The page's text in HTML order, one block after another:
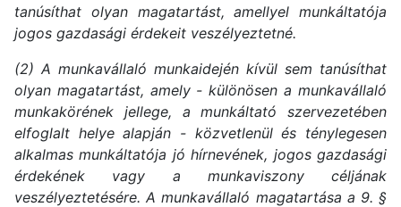
tanúsíthat olyan magatartást, amellyel munkáltatója
jogos gazdasági érdekeit veszélyeztetné.
(2) A munkavállaló munkaidején kívül sem tanúsíthat
olyan magatartást, amely - különösen a munkavállaló
munkakörének jellege, a munkáltató szervezetében
elfoglalt helye alapján - közvetlenül és ténylegesen
alkalmas munkáltatója jó hírnevének, jogos gazdasági
érdekének vagy a munkaviszony céljának
veszélyeztetésére. A munkavállaló magatartása a 9. §